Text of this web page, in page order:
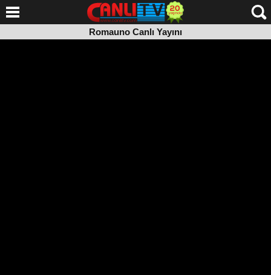
Romauno Canlı Yayını